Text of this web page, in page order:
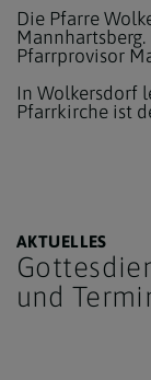
Die Pfarre
Pfarrprovisor
In Wolkersdorf
Pfarrkirche ist
AKTUELLES
und